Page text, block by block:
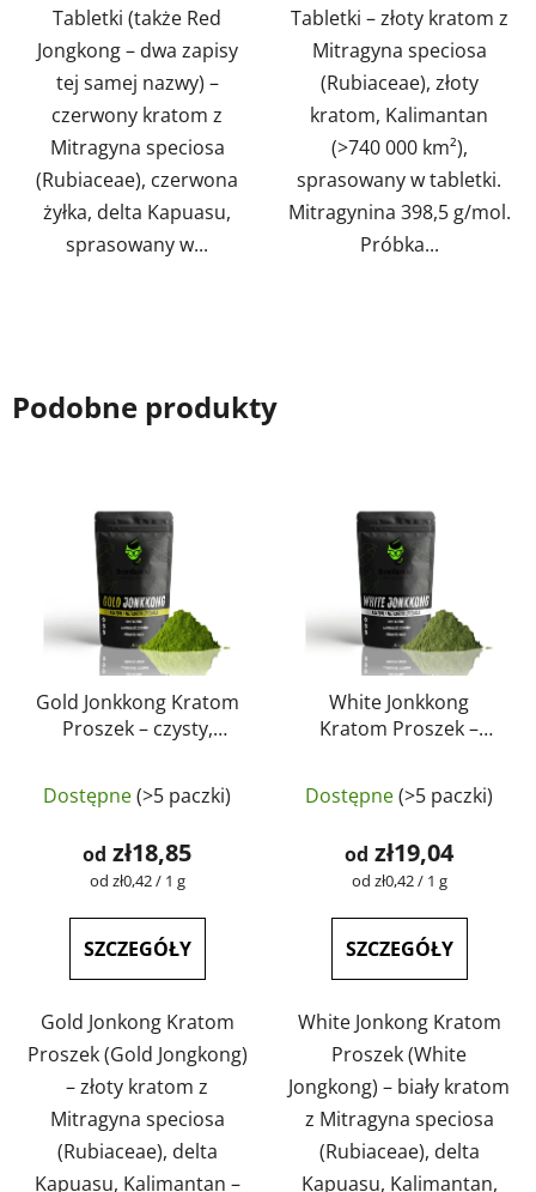
Tabletki (także Red
Jongkong – dwa zapisy
tej samej nazwy) –
czerwony kratom z
Mitragyna speciosa
(Rubiaceae), czerwona
żyłka, delta Kapuasu,
sprasowany w...
Tabletki – złoty kratom z
Mitragyna speciosa
(Rubiaceae), złoty
kratom, Kalimantan
(>740 000 km²),
sprasowany w tabletki.
Mitragynina 398,5 g/mol.
Próbka...
Podobne produkty
Gold Jonkkong Kratom
Proszek – czysty,
GreenGuru
Dostępne(>5 paczki)
od zł18,85
Cena
od zł0,42 / 1 g
SZCZEGÓŁY
Gold Jonkong Kratom
Proszek (Gold Jongkong)
– złoty kratom z
Mitragyna speciosa
(Rubiaceae), delta
Kapuasu, Kalimantan –
White Jonkkong
Kratom Proszek –
laboratoryjnie |
ocena
produktu
wynosi
na
Dostępne(>5 paczki)
od zł19,04
Cena
od zł0,42 / 1 g
SZCZEGÓŁY
White Jonkong Kratom
Proszek (White
Jongkong) – biały kratom
z Mitragyna speciosa
(Rubiaceae), delta
Kapuasu, Kalimantan,